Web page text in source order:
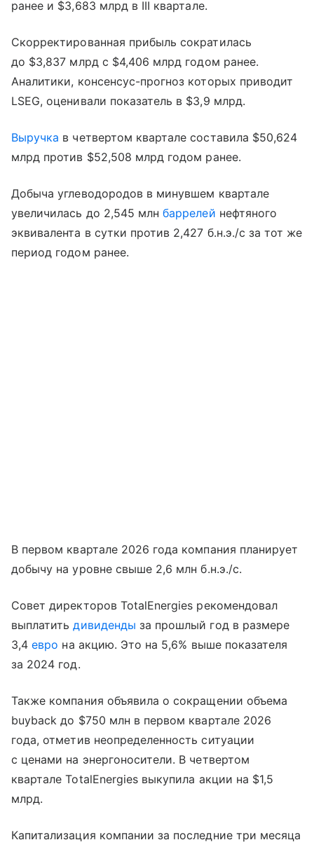
ранее и $3,683 млрд в III квартале.
Скорректированная прибыль сократилась
до $3,837 млрд с $4,406 млрд годом ранее.
Аналитики, консенсус-прогноз которых приводит
LSEG, оценивали показатель в $3,9 млрд.
Выручка в четвертом квартале составила $50,624
млрд против $52,508 млрд годом ранее.
Добыча углеводородов в минувшем квартале
увеличилась до 2,545 млнбаррелей нефтяного
эквивалента в сутки против 2,427 б.н.э./с за тот же
период годом ранее.
В первом квартале 2026 года компания планирует
добычу на уровне свыше 2,6 млн б.н.э./с.
Совет директоров TotalEnergies рекомендовал
выплатитьдивиденды за прошлый год в размере
3,4евро на акцию. Это на 5,6% выше показателя
за 2024 год.
Также компания объявила о сокращении объема
buyback до $750 млн в первом квартале 2026
года, отметив неопределенность ситуации
с ценами на энергоносители. В четвертом
квартале TotalEnergies выкупила акции на $1,5
млрд.
Капитализация компании за последние три месяца